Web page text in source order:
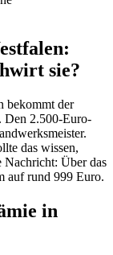
sie?
bekommt der
Den 2.500-Euro-
das wissen,
Nachricht: Über das
auf rund 999 Euro.
in